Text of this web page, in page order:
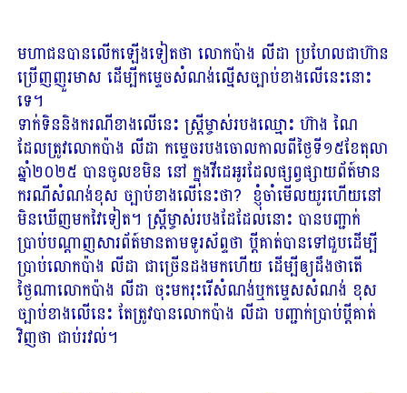
មហាជនបានលើកឡើងទៀតថា លោកប៉ាង លីដា ប្រហែលជាហ៊ាន
ប្រើញញួរមាស ដើម្បីកម្ទេចសំណង់ល្មើសច្បាប់ខាងលើនេះនោះ
ទេ។
ទាក់ទិននិងករណីខាងលើនេះ ស្ត្រីម្ចាស់របងឈ្មោះ ហ៊ាង ណៃ
ដែលត្រូវលោកប៉ាង លីដា កម្ទេចរបងចោលកាលពីថ្ងៃទី១៥ខែតុលា
ឆ្នាំ២០២៥ បានចូលខមិន នៅ ក្នុងវីដេអូរដែលផ្សព្វផ្សាយព័ត៍មាន
ករណីសំណង់ខុស ច្បាប់ខាងលើនេះថា? ខ្ញុំចាំមេីលយូរហេីយនៅ
មិនឃេីញមកវៃទៀត។ ស្ត្រីម្ចាស់របងដែដែលនោះ បានបញ្ជាក់
ប្រាប់បណ្តាញសារព័ត៍មានតាមទូរស័ព្ទថា ប្តីគាត់បានទៅជួបដើម្បី
ប្រាប់លោកប៉ាង លីដា ជាច្រើនដងមកហើយ ដើម្បីឲ្យដឹងថាតើ
ថ្ងៃណាលោកប៉ាង លីដា ចុះមករុះរើសំណង់ឬកម្ទេសសំណង់ ខុស
ច្បាប់ខាងលើនេះ តែត្រូវបានលោកប៉ាង លីដា បញ្ជាក់ប្រាប់ប្តីគាត់
វិញថា ជាប់រវល់។